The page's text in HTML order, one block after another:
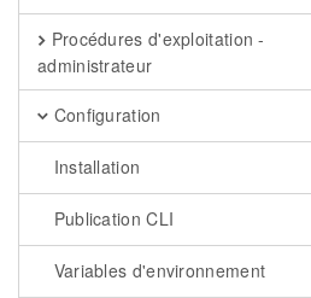
Procédures d'exploitation -
administrateur
Configuration
Installation
Publication CLI
Variables d'environnement